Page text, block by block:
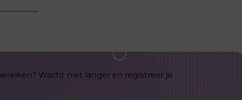
Wacht niet langer en registreer je